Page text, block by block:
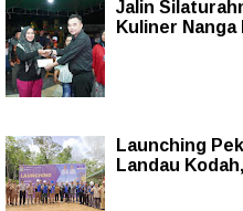
Jalin
Kuliner
Launching
Landau